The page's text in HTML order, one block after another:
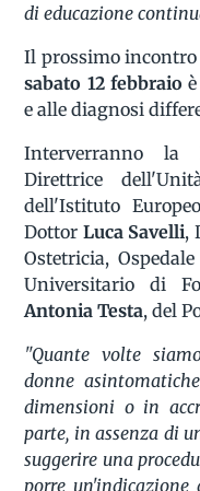
di educazione
Il prossimo
sabato 12 febbraio
e alle diagnosi
Interverranno la
Direttrice
dell'Istituto
Dottor Luca Savelli,
Ostetricia,
Universitario di
Antonia Testa, del
"Quante volte
donne
dimensioni o in
parte, in assenza di
suggerire una
porre